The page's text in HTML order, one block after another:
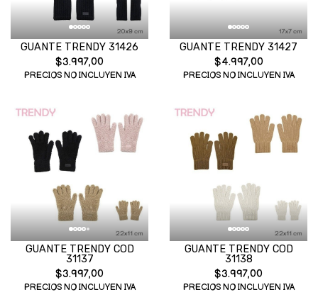
GUANTE TRENDY 31426
$3.997,00
PRECIOS NO INCLUYEN IVA
GUANTE TRENDY 31427
$4.997,00
PRECIOS NO INCLUYEN IVA
GUANTE TRENDY COD
31137
$3.997,00
PRECIOS NO INCLUYEN IVA
GUANTE TRENDY COD
31138
$3.997,00
PRECIOS NO INCLUYEN IVA